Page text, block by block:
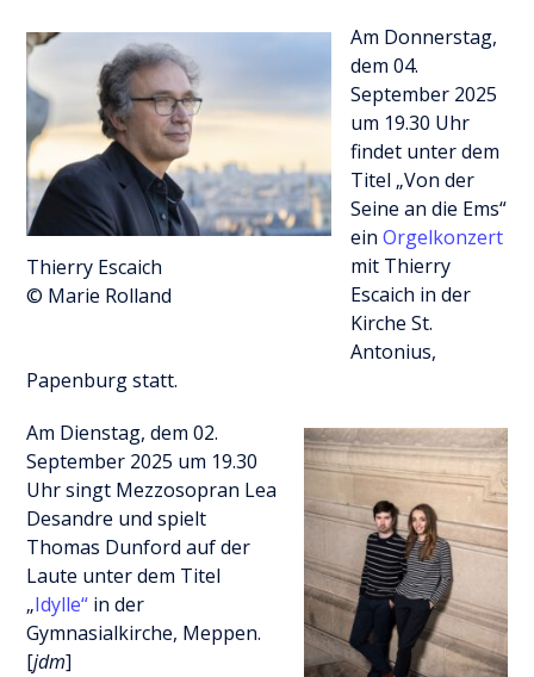
Thierry Escaich
© Marie Rolland
Am Donnerstag,
dem 04.
September 2025
um 19.30 Uhr
findet unter dem
Titel „Von der
Seine an die Ems“
einOrgelkonzert
mit Thierry
Escaich in der
Kirche St.
Antonius,
Papenburg statt.
Am Dienstag, dem 02.
September 2025 um 19.30
Uhr singt Mezzosopran Lea
Desandre und spielt
Thomas Dunford auf der
Laute unter dem Titel
„Idylle“ in der
Gymnasialkirche, Meppen.
[jdm]